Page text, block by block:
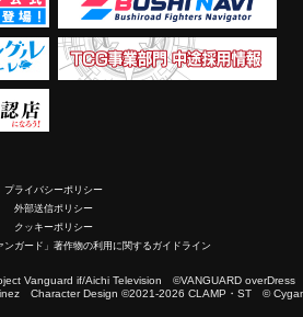
プライバシーポリシー
外部送信ポリシー
クッキーポリシー
ンガード」著作物の利用に関するガイドライン
if/Aichi Television ©VANGUARD
Character Design ©2021-2026 CLAMP・ST ©